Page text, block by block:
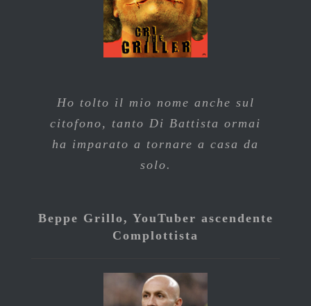
Ho tolto il mio nome anche sul
citofono, tanto Di Battista ormai
ha imparato a tornare a casa da
solo.
Beppe Grillo, YouTuber ascendente
Complottista